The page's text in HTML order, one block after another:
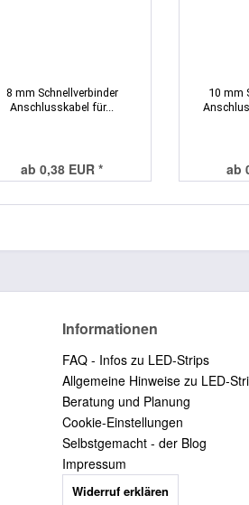
8 mm Schnellverbinder
Anschlusskabel für...
ab 0,38 EUR *
10 mm
ab
Informationen
FAQ - Infos zu LED-Strips
Allgemeine Hinweise zu LED-
Beratung und Planung
Cookie-Einstellungen
Selbstgemacht - der Blog
Impressum
Widerruf erklären